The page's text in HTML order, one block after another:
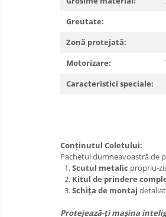
Carlige Peugeot
Carlige Porsche
Carlige Renault
Greutate:
Zonă protejată:
Motorizare:
Caracteristici speciale:
Conținutul Coletului:
Pachetul dumneavoastră de
Scutul metalic propriu-
Kitul de prindere
Schița de montaj
Protejează-ți mașina